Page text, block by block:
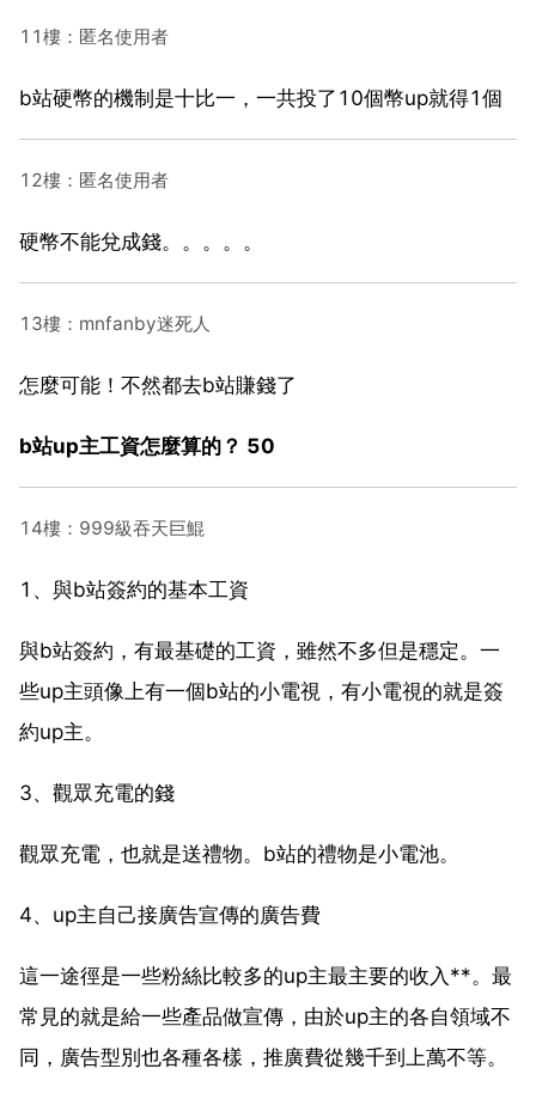
11樓：匿名使用者
b站硬幣的機制是十比一，一共投了10個幣up就得1個
12樓：匿名使用者
硬幣不能兌成錢。。。。。
13樓：mnfanby迷死人
怎麼可能！不然都去b站賺錢了
b站up主工資怎麼算的？ 50
14樓：999級吞天巨鯤
1、與b站簽約的基本工資
與b站簽約，有最基礎的工資，雖然不多但是穩定。一
些up主頭像上有一個b站的小電視，有小電視的就是簽
約up主。
3、觀眾充電的錢
觀眾充電，也就是送禮物。b站的禮物是小電池。
4、up主自己接廣告宣傳的廣告費
這一途徑是一些粉絲比較多的up主最主要的收入**。最
常見的就是給一些產品做宣傳，由於up主的各自領域不
同，廣告型別也各種各樣，推廣費從幾千到上萬不等。